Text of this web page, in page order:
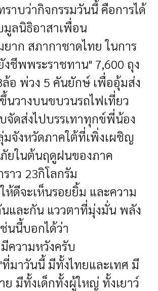
ราบว่ากิจกรรมวันนี้ คือการได้
ลนิธิอาสาเพื่อน
าก สภากาชาดไทย ในการ
งชีพพระราชทาน" 7,600 ถุง
ล้อ พ่วง 5 คันยักษ์ เพื่ออุ้มส่ง
นวางบนขบวนรถไฟเที่ยว
จัดส่งไปบรรเทาทุกข์พี่น้อง
มจังหวัดภาคใต้ที่เพิ่งเผชิญ
ยในต้นฤดูฝนของภาค
าว 23กิโลกรัม
ห้ดีจะเห็นรอยยิ้ม และความ
และกัน แววตาที่มุ่งมั่น พลัง
นนี้บอกได้ว่า
ความหวังครับ
มาวันนี้ มีทั้งไทยและเทศ มี
มีทั้งเด็กทั้งผู้ใหญ่ ทั้งเยาว์